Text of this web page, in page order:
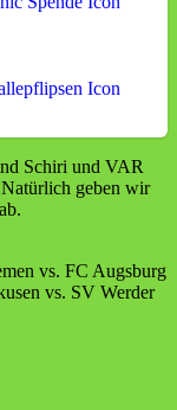
Schiri und VAR
geben wir
vs. FC Augsburg
vs. SV Werder